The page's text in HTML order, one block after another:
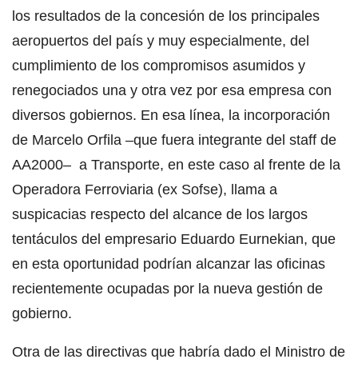
los resultados de la concesión de los principales
aeropuertos del país y muy especialmente, del
cumplimiento de los compromisos asumidos y
renegociados una y otra vez por esa empresa con
diversos gobiernos. En esa línea, la incorporación
de Marcelo Orfila –que fuera integrante del staff de
AA2000– a Transporte, en este caso al frente de la
Operadora Ferroviaria (ex Sofse), llama a
suspicacias respecto del alcance de los largos
tentáculos del empresario Eduardo Eurnekian, que
en esta oportunidad podrían alcanzar las oficinas
recientemente ocupadas por la nueva gestión de
gobierno.
Otra de las directivas que habría dado el Ministro de